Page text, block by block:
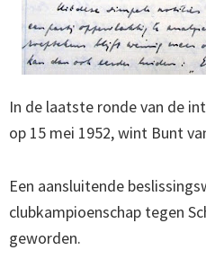
In de laatste ronde van de
op 15 mei 1952, wint Bunt
Een aansluitende
clubkampioenschap tegen
geworden.